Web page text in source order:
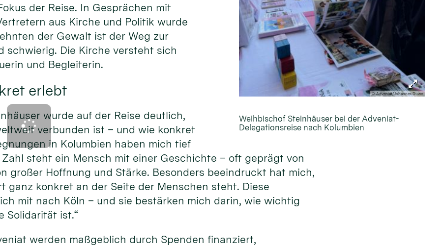
© Adveniat/Johannes Duwe
Weihbischof Steinhäuser bei der Adveniat-
Delegationsreise nach Kolumbien
der Reise. In Gesprächen mit
aus Kirche und Politik wurde
der Gewalt ist der Weg zur
schwierig. Die Kirche versteht sich
und Begleiterin.
erlebt
wurde auf der Reise deutlich,
verbunden ist – und wie konkret
in Kolumbien haben mich tief
steht ein Mensch mit einer Geschichte – oft geprägt von
großer Hoffnung und Stärke. Besonders beeindruckt hat mich,
ganz konkret an der Seite der Menschen steht. Diese
mit nach Köln – und sie bestärken mich darin, wie wichtig
Solidarität ist.“
werden maßgeblich durch Spenden finanziert,